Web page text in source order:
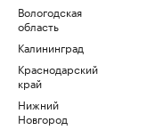
Вологодская
область
Калининград
Краснодарский
край
Нижний
Новгород